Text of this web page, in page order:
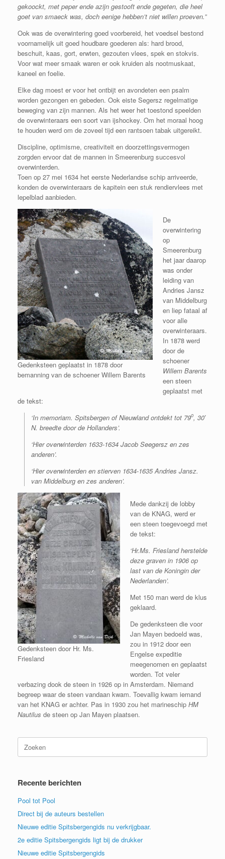
gekoockt, met peper ende azijn gestooft ende gegeten, die heel
goet van smaeck was, doch eenige hebben’t niet willen proeven.”
Ook was de overwintering goed voorbereid, het voedsel bestond
voornamelijk uit goed houdbare goederen als: hard brood,
beschuit, kaas, gort, erwten, gezouten vlees, spek en stokvis.
Voor wat meer smaak waren er ook kruiden als nootmuskaat,
kaneel en foelie.
Elke dag moest er voor het ontbijt en avondeten een psalm
worden gezongen en gebeden. Ook eiste Segersz regelmatige
beweging van zijn mannen. Als het weer het toestond speelden
de overwinteraars een soort van ijshockey. Om het moraal hoog
te houden werd om de zoveel tijd een rantsoen tabak uitgereikt.
Discipline, optimisme, creativiteit en doorzettingsvermogen
zorgden ervoor dat de mannen in Smeerenburg succesvol
overwinterden.
Toen op 27 mei 1634 het eerste Nederlandse schip arriveerde,
konden de overwinteraars de kapitein een stuk rendiervlees met
lepelblad aanbieden.
Gedenksteen geplaatst in 1878 door
bemanning van de schoener Willem Barents
De
overwintering
op
Smeerenburg
het jaar daarop
was onder
leiding van
Andries Jansz
van Middelburg
en liep fataal af
voor alle
overwinteraars.
In 1878 werd
door de
schoener
Willem Barents
een steen
geplaatst met
de tekst:
‘In memoriam. Spitsbergen of Nieuwland ontdekt tot 79o, 30′
N. breedte door de Hollanders’.
‘Hier overwinterden 1633-1634 Jacob Seegersz en zes
anderen’.
‘Hier overwinterden en stierven 1634-1635 Andries Jansz.
van Middelburg en zes anderen’.
Gedenksteen door Hr. Ms.
Friesland
Mede dankzij de lobby
van de KNAG, werd er
een steen toegevoegd met
de tekst:
‘Hr.Ms. Friesland herstelde
deze graven in 1906 op
last van de Koningin der
Nederlanden’.
Met 150 man werd de klus
geklaard.
De gedenksteen die voor
Jan Mayen bedoeld was,
zou in 1912 door een
Engelse expeditie
meegenomen en geplaatst
worden. Tot veler
verbazing dook de steen in 1926 op in Amsterdam. Niemand
begreep waar de steen vandaan kwam. Toevallig kwam iemand
van het KNAG er achter. Pas in 1930 zou het marineschip HM
Nautilus de steen op Jan Mayen plaatsen.
Zoeken
naar:
Recente berichten
Pool tot Pool
Direct bij de auteurs bestellen
Nieuwe editie Spitsbergengids nu verkrijgbaar.
2e editie Spitsbergengids ligt bij de drukker
Nieuwe editie Spitsbergengids